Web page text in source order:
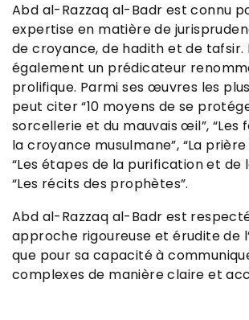
Abd al-Razzaq al-Badr est connu
expertise en matière de
de croyance, de hadith et de tafsir.
également un prédicateur
prolifique. Parmi ses œuvres les
peut citer “10 moyens de se
sorcellerie et du mauvais œil”, “Les
la croyance musulmane”, “La
“Les étapes de la purification et de
“Les récits des prophètes”.
Abd al-Razzaq al-Badr est
approche rigoureuse et érudite de
que pour sa capacité à
complexes de manière claire et